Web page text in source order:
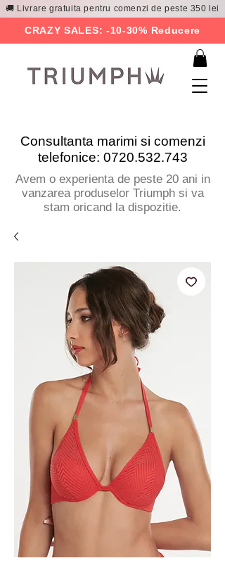
🚚 Livrare gratuita pentru comenzi de peste 350 lei
CRAZY SALES: -10-30% Reducere
Consultanta marimi si comenzi
telefonice: 0720.532.743
Avem o experienta de peste 20 ani in
vanzarea produselor Triumph si va
stam oricand la dispozitie.